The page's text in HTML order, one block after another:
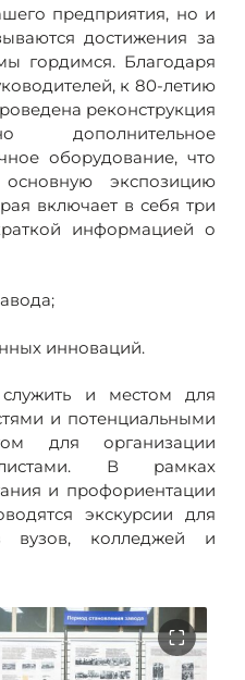
предприятия, но и
достижения за
гордимся. Благодаря
к 80-летию
реконструкция
дополнительное
оборудование, что
экспозицию
включает в себя три
информацией о
инноваций.
и местом для
и потенциальными
для организации
В рамках
и профориентации
экскурсии для
вузов, колледжей и